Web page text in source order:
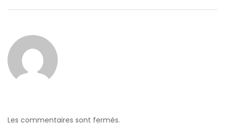
Les commentaires sont fermés.